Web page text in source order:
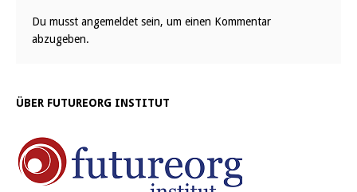
Du musst angemeldet sein, um einen Kommentar
abzugeben.
ÜBER FUTUREORG INSTITUT